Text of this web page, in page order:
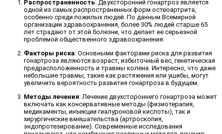
Распространенность: Двухсторонний гонартроз является
одной из самых распространенных форм остеоартрита,
особенно среди пожилых людей. По данным Всемирной
организации здравоохранения, более 30% людей старше 65
лет страдают от этой болезни, что делает ее серьезной
проблемой общественного здравоохранения.
Факторы риска: Основными факторами риска для развития
гонартроза являются возраст, избыточный вес, генетическая
предрасположенность и травмы колена. Интересно, что даже
небольшие травмы, такие как растяжения или ушибы, могут
увеличить вероятность развития гонартроза в будущем.
Методы лечения: Лечение двухстороннего гонартроза может
включать как консервативные методы (физиотерапия,
медикаменты, инъекции гиалуроновой кислоты), так и
хирургические вмешательства (артроскопия,
эндопротезирование). Современные исследования